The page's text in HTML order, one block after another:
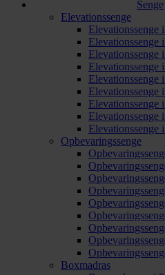
Senge
Elevationssenge
Elevationssenge
Elevationssenge
Elevationssenge
Elevationssenge
Elevationssenge
Elevationssenge
Elevationssenge
Elevationssenge
Elevationssenge
Opbevaringssenge
Boxmadras